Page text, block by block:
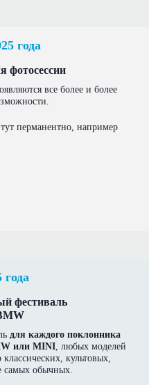
года
фотосессии
все более и более
перманентно, например
года
фестиваль
для каждого поклонника
или MINI, любых моделей
культовых,
самых обычных.